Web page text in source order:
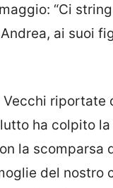
“Ci
ai suoi
riportate
ha colpito
la scomparsa
del nostro